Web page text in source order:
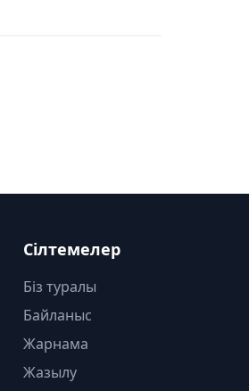
Сілтемелер
Біз туралы
Байланыс
Жарнама
Жазылу